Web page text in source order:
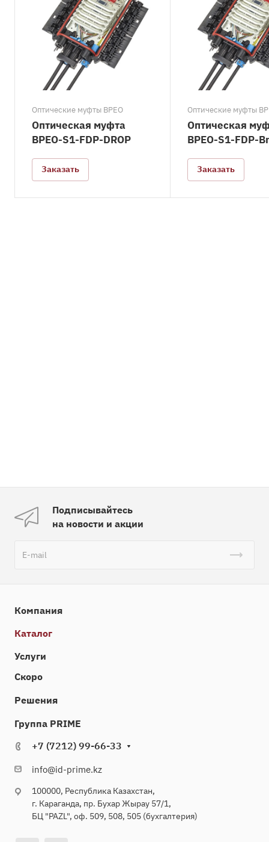
Оптические муфты BPEO
Оптическая муфта
BPEO-S1-FDP-DROP
Заказать
Оптические муфты
Оптическая
BPEO-S1-FDP-
Заказать
Подписывайтесь
на новости и акции
Компания
Каталог
Услуги
Скоро
Решения
Группа PRIME
+7 (7212) 99-66-33
info@id-prime.kz
100000, Республика Казахстан,
г. Караганда, пр. Бухар Жырау 57/1,
БЦ "PAZL", оф. 509, 508, 505 (бухгалтерия)